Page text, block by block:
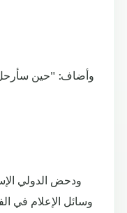
وأضاف: "حين
ودحض الدولي
وسائل الإعلام في